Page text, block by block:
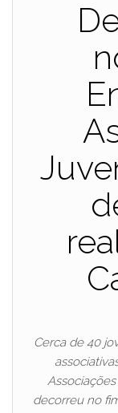
Cerca de 40
decorreu no